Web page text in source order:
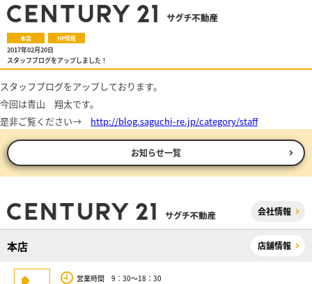
本店 HP情報
2017年02月20日
スタッフブログをアップしました！
スタッフブログをアップしております。
今回は青山 翔太です。
是非ご覧ください→ http://blog.saguchi-re.jp/category/staff
お知らせ一覧
会社情報
本店 店舗情報
営業時間 9：30～18：30